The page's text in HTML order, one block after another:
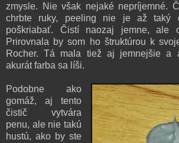
zmysle. Nie však nejaké nepríjemné.
chrbte ruky, peeling nie je až taký
poškriabať. Čistí naozaj jemne, ale
Prirovnala by som ho štruktúrou k
Rocher. Tá mala tiež aj jemnejšie a
akurát farba sa líši.
Podobne ako
gomáž, aj tento
čistič vytvára
penu, ale nie takú
hustú, ako by ste